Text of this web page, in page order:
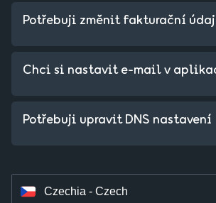
Potřebuji změnit fakturační
Chci si nastavit e-mail v
Potřebuji upravit DNS nastavení
Czechia - Czech